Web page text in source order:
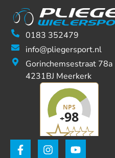
0183 352479
info@pliegersport.nl
Gorinchemsestraat 78a
4231BJ Meerkerk